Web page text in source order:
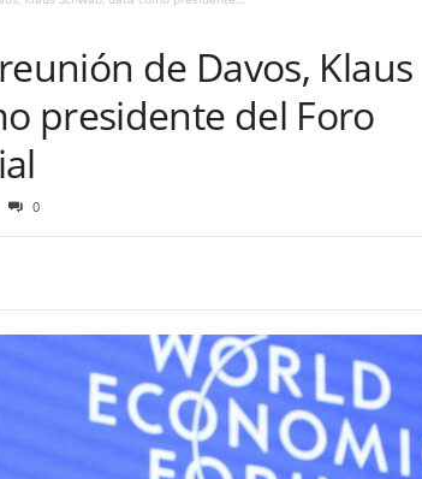
de Davos, Klaus
presidente del Foro
0